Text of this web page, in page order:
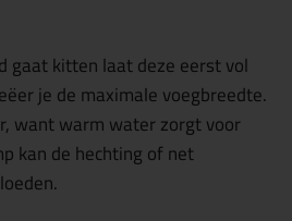
gaat kitten laat deze eerst vol
je de maximale voegbreedte.
want warm water zorgt voor
kan de hechting of net